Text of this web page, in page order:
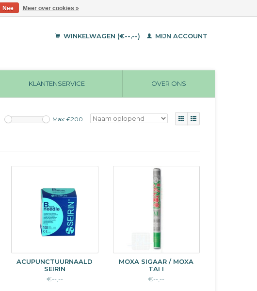
WINKELWAGEN (€--,--) MIJN ACCOUNT
KLANTENSERVICE OVER ONS
Max: €200
ACUPUNCTUURNAALD
SEIRIN
€--,--
MOXA SIGAAR / MOXA
TAI I
€--,--
Nee Meer over cookies »